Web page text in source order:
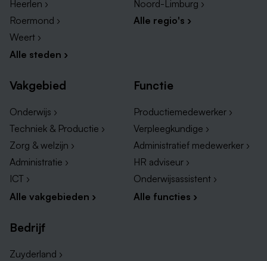
Heerlen ›
Roermond ›
Weert ›
Alle steden ›
Noord-Limburg ›
Alle regio's ›
Vakgebied
Onderwijs ›
Techniek & Productie ›
Zorg & welzijn ›
Administratie ›
ICT ›
Alle vakgebieden ›
Functie
Productiemedewerker ›
Verpleegkundige ›
Administratief medewerker ›
HR adviseur ›
Onderwijsassistent ›
Alle functies ›
Bedrijf
Zuyderland ›